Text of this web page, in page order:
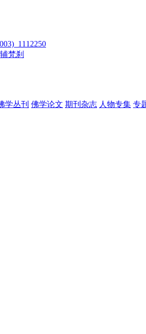
梵刹
学丛刊 佛学论文 期刊杂志 人物专集 专